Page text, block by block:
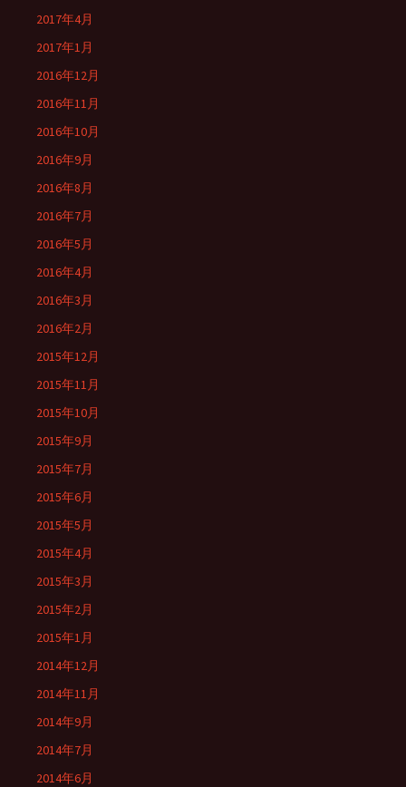
2017年4月
2017年1月
2016年12月
2016年11月
2016年10月
2016年9月
2016年8月
2016年7月
2016年5月
2016年4月
2016年3月
2016年2月
2015年12月
2015年11月
2015年10月
2015年9月
2015年7月
2015年6月
2015年5月
2015年4月
2015年3月
2015年2月
2015年1月
2014年12月
2014年11月
2014年9月
2014年7月
2014年6月